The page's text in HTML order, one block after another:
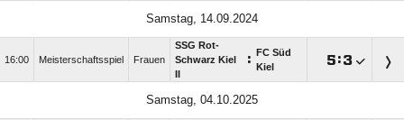
Samstag, 14.09.2024
16:00 Meisterschaftsspiel Frauen
SSG Rot-
Schwarz Kiel
:
FC Süd
Kiel
:
Samstag, 04.10.2025